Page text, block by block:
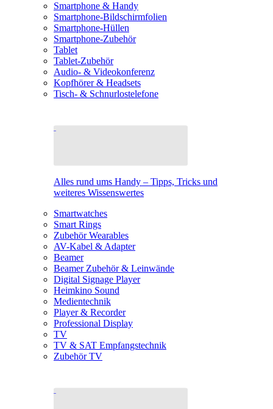
Smartphone & Handy
Smartphone-Bildschirmfolien
Smartphone-Hüllen
Smartphone-Zubehör
Tablet
Tablet-Zubehör
Audio- & Videokonferenz
Kopfhörer & Headsets
Tisch- & Schnurlostelefone
Alles rund ums Handy – Tipps, Tricks und
weiteres Wissenswertes
Smartwatches
Smart Rings
Zubehör Wearables
AV-Kabel & Adapter
Beamer
Beamer Zubehör & Leinwände
Digital Signage Player
Heimkino Sound
Medientechnik
Player & Recorder
Professional Display
TV
TV & SAT Empfangstechnik
Zubehör TV